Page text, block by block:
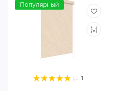
Популярный
1